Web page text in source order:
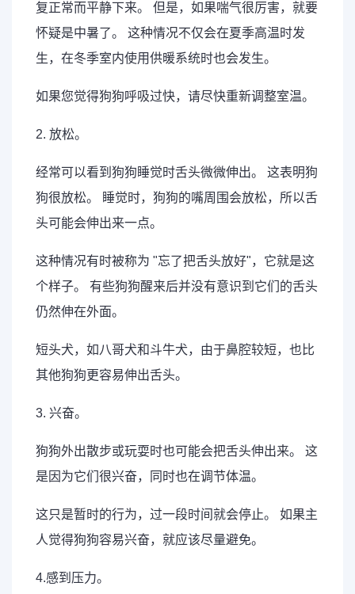
复正常而平静下来。 但是，如果喘气很厉害，就要
怀疑是中暑了。 这种情况不仅会在夏季高温时发
生，在冬季室内使用供暖系统时也会发生。
如果您觉得狗狗呼吸过快，请尽快重新调整室温。
2. 放松。
经常可以看到狗狗睡觉时舌头微微伸出。 这表明狗
狗很放松。 睡觉时，狗狗的嘴周围会放松，所以舌
头可能会伸出来一点。
这种情况有时被称为 "忘了把舌头放好"，它就是这
个样子。 有些狗狗醒来后并没有意识到它们的舌头
仍然伸在外面。
短头犬，如八哥犬和斗牛犬，由于鼻腔较短，也比
其他狗狗更容易伸出舌头。
3. 兴奋。
狗狗外出散步或玩耍时也可能会把舌头伸出来。 这
是因为它们很兴奋，同时也在调节体温。
这只是暂时的行为，过一段时间就会停止。 如果主
人觉得狗狗容易兴奋，就应该尽量避免。
4.感到压力。